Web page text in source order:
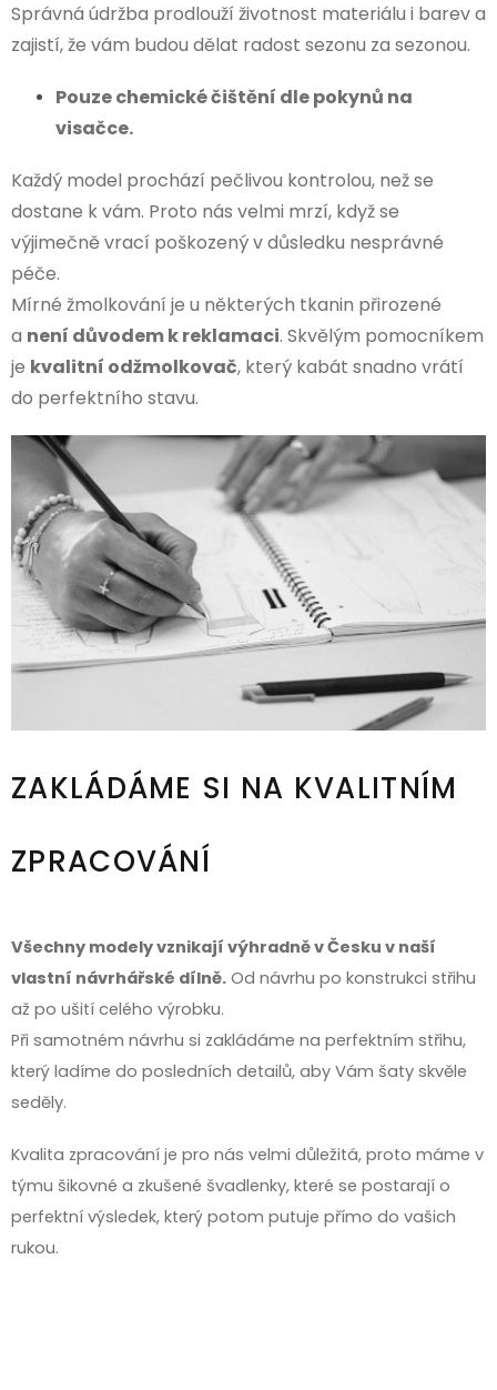
Správná údržba prodlouží životnost materiálu i barev a
zajistí, že vám budou dělat radost sezonu za sezonou.
Pouze chemické čištění dle pokynů na
visačce.
Každý model prochází pečlivou kontrolou, než se
dostane k vám. Proto nás velmi mrzí, když se
výjimečně vrací poškozený v důsledku nesprávné
péče.
Mírné žmolkování je u některých tkanin přirozené
a není důvodem k reklamaci. Skvělým pomocníkem
je kvalitní odžmolkovač, který kabát snadno vrátí
do perfektního stavu.
ZAKLÁDÁME SI NA KVALITNÍM
ZPRACOVÁNÍ
Všechny modely vznikají výhradně v Česku v naší
vlastní návrhářské dílně. Od návrhu po konstrukci střihu
až po ušití celého výrobku.
Při samotném návrhu si zakládáme na perfektním střihu,
který ladíme do posledních detailů, aby Vám šaty skvěle
seděly.
Kvalita zpracování je pro nás velmi důležitá, proto máme v
týmu šikovné a zkušené švadlenky, které se postarají o
perfektní výsledek, který potom putuje přímo do vašich
rukou.